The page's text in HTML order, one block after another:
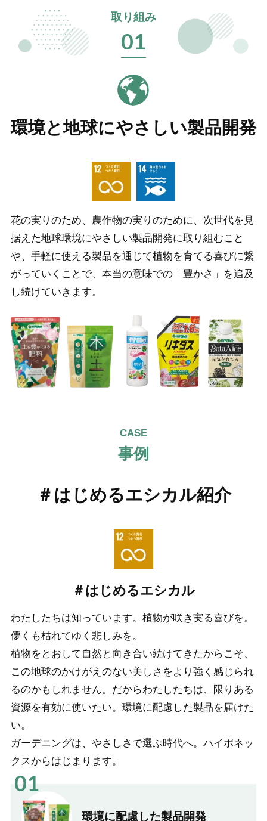
取り組み
01
環境と地球にやさしい製品開発
花の実りのため、農作物の実りのために、次世代を見
据えた地球環境にやさしい製品開発に取り組むこと
や、手軽に使える製品を通じて植物を育てる喜びに繋
がっていくことで、本当の意味での「豊かさ」を追及
し続けていきます。
CASE
事例
＃はじめるエシカル紹介
＃はじめるエシカル
わたしたちは知っています。植物が咲き実る喜びを。
儚くも枯れてゆく悲しみを。
植物をとおして自然と向き合い続けてきたからこそ、
この地球のかけがえのない美しさをより強く感じられ
るのかもしれません。だからわたしたちは、限りある
資源を有効に使いたい。環境に配慮した製品を届けた
い。
ガーデニングは、やさしさで選ぶ時代へ。ハイポネッ
クスからはじまります。
01
環境に配慮した製品開発